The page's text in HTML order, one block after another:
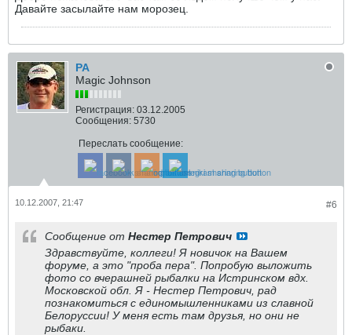
Давайте засылайте нам морозец.
РА
Magic Johnson
Регистрация: 03.12.2005
Сообщения: 5730
Переслать сообщение:
#6
10.12.2007, 21:47
Сообщение от Нестер Петрович
Здравствуйте, коллеги! Я новичок на Вашем
форуме, а это "проба пера". Попробую выложить
фото со вчерашней рыбалки на Истринском вдх.
Московской обл. Я - Нестер Петрович, рад
познакомиться с единомышленниками из славной
Белоруссии! У меня есть там друзья, но они не
рыбаки.